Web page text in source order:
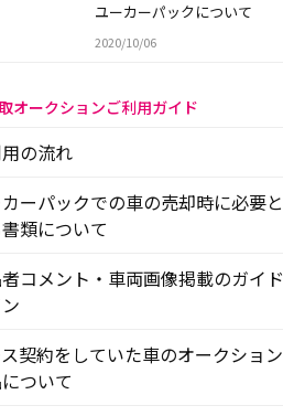
ユーカーパックについて
2020/10/06
オークションご利用ガイド
の流れ
ーパックでの車の売却時に必要と
類について
コメント・車両画像掲載のガイド
契約をしていた車のオークション
ついて